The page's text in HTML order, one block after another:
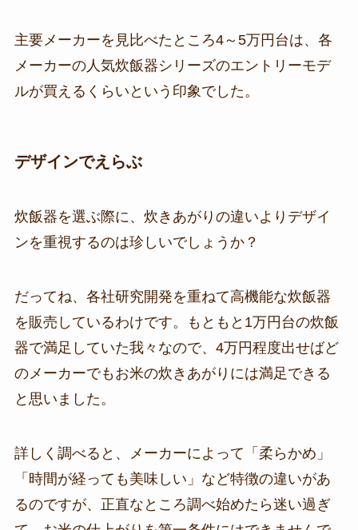
主要メーカーを見比べたところ4～5万円台は、各
メーカーの人気炊飯器シリーズのエントリーモデ
ルが買えるくらいという印象でした。
デザインでえらぶ
炊飯器を選ぶ際に、炊きあがりの違いよりデザイ
ンを重視するのは珍しいでしょうか？
だってね、各社研究開発を重ねて高機能な炊飯器
を販売しているわけです。もともと1万円台の炊飯
器で満足していた我々なので、4万円程度出せばど
のメーカーでもお米の炊きあがりには満足できる
と思いました。
詳しく調べると、メーカーによって「柔らかめ」
「時間が経っても美味しい」など特徴の違いがあ
るのですが、正直なところ調べ始めたら迷い過ぎ